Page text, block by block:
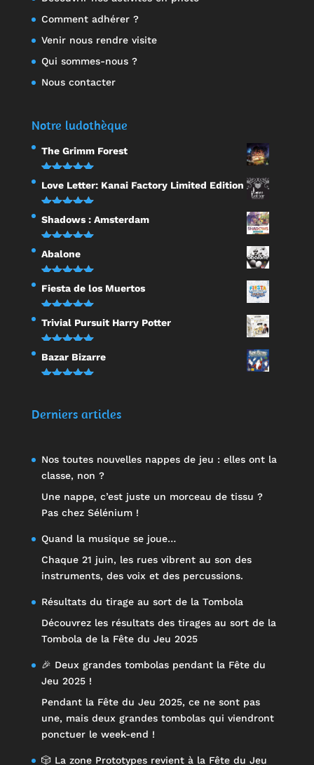
Comment adhérer ?
Venir nous rendre visite
Qui sommes-nous ?
Nous contacter
Notre ludothèque
The Grimm Forest
Note 5.00
sur 5
Love Letter: Kanai Factory Limited Edition
Note5.00
sur 5
Shadows : Amsterdam
Note5.00
sur 5
Abalone
Note5.00
sur 5
Fiesta de los Muertos
Note5.00
sur 5
Trivial Pursuit Harry Potter
Note5.00
sur 5
Bazar Bizarre
Derniers articles
Nos toutes nouvelles nappes de jeu : elles ont la
classe, non ?
Une nappe, c’est juste un morceau de tissu ?
Pas chez Sélénium !
Quand la musique se joue…
Chaque 21 juin, les rues vibrent au son des
instruments, des voix et des percussions.
Résultats du tirage au sort de la Tombola
Découvrez les résultats des tirages au sort de la
Tombola de la Fête du Jeu 2025
🎉 Deux grandes tombolas pendant la Fête du
Jeu 2025 !
Pendant la Fête du Jeu 2025, ce ne sont pas
une, mais deux grandes tombolas qui viendront
ponctuer le week-end !
🎲 La zone Prototypes revient à la Fête du Jeu